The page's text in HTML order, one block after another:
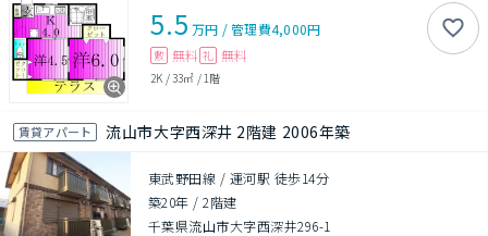
5.5 万円 /管理費4,000円
敷 無料 礼 無料
2K /33㎡ / 1階
賃貸アパート 流山市大字西深井 2階建 2006年築
東武野田線 / 運河駅 徒歩14分
築20年 /2階建
千葉県流山市大字西深井296-1